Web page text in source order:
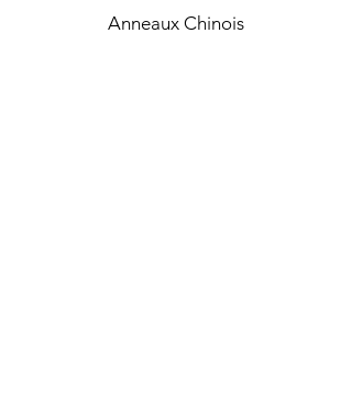
Anneaux Chinois